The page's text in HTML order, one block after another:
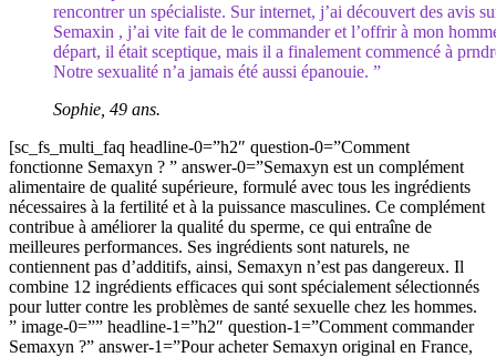
rencontrer un spécialiste. Sur internet, j’ai découvert des avis
Semaxin , j’ai vite fait de le commander et l’offrir à mon
départ, il était sceptique, mais il a finalement commencé à
Notre sexualité n’a jamais été aussi épanouie. ”
Sophie, 49 ans.
[sc_fs_multi_faq headline-0=”h2″ question-0=”Comment
fonctionne Semaxyn ? ” answer-0=”Semaxyn est un complément
alimentaire de qualité supérieure, formulé avec tous les ingrédients
nécessaires à la fertilité et à la puissance masculines. Ce complément
contribue à améliorer la qualité du sperme, ce qui entraîne de
meilleures performances. Ses ingrédients sont naturels, ne
contiennent pas d’additifs, ainsi, Semaxyn n’est pas dangereux. Il
combine 12 ingrédients efficaces qui sont spécialement sélectionnés
pour lutter contre les problèmes de santé sexuelle chez les hommes.
” image-0=”” headline-1=”h2″ question-1=”Comment commander
Semaxyn ?” answer-1=”Pour acheter Semaxyn original en France,